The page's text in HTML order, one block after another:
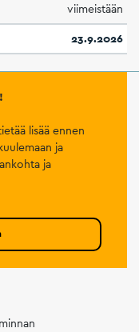
viimeistään
23.9.2026
lisää ennen
ja
ja